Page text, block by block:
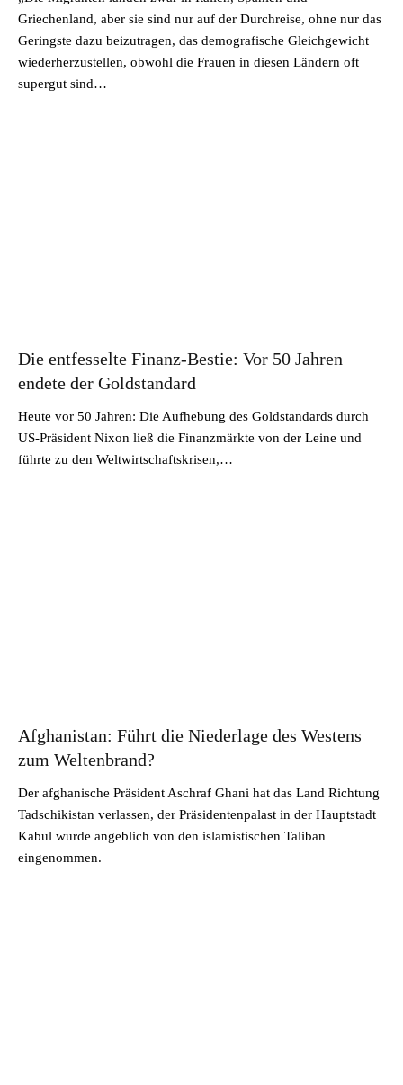
Griechenland, aber sie sind nur auf der Durchreise, ohne nur das
Geringste dazu beizutragen, das demografische Gleichgewicht
wiederherzustellen, obwohl die Frauen in diesen Ländern oft
supergut sind…
Die entfesselte Finanz-Bestie: Vor 50 Jahren
endete der Goldstandard
Heute vor 50 Jahren: Die Aufhebung des Goldstandards durch
US-Präsident Nixon ließ die Finanzmärkte von der Leine und
führte zu den Weltwirtschaftskrisen,…
Afghanistan: Führt die Niederlage des Westens
zum Weltenbrand?
Der afghanische Präsident Aschraf Ghani hat das Land Richtung
Tadschikistan verlassen, der Präsidentenpalast in der Hauptstadt
Kabul wurde angeblich von den islamistischen Taliban
eingenommen.